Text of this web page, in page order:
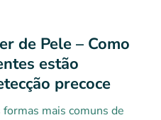
de Pele – Como
estão
precoce
mais comuns de